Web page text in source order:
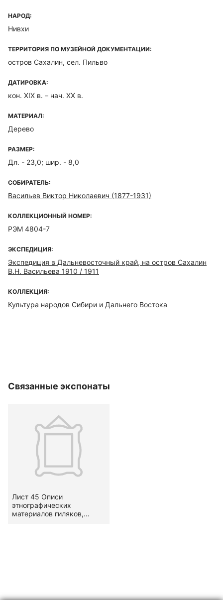
НАРОД:
Нивхи
ТЕРРИТОРИЯ ПО МУЗЕЙНОЙ ДОКУМЕНТАЦИИ:
остров Сахалин, сел. Пильво
ДАТИРОВКА:
кон. XIX в. – нач. XX в.
МАТЕРИАЛ:
Дерево
РАЗМЕР:
Дл. - 23,0; шир. - 8,0
СОБИРАТЕЛЬ:
Васильев Виктор Николаевич (1877-1931)
КОЛЛЕКЦИОННЫЙ НОМЕР:
РЭМ 4804-7
ЭКСПЕДИЦИЯ:
Экспедиция в Дальневосточный край, на остров Сахалин
В.Н. Васильева 1910 / 1911
КОЛЛЕКЦИЯ:
Культура народов Сибири и Дальнего Востока
Связанные экспонаты
Лист 45 Описи
этнографических
материалов гиляков,